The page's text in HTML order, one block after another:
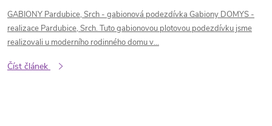
GABIONY Pardubice, Srch - gabionová podezdívka Gabiony DOMYS -
realizace Pardubice, Srch. Tuto gabionovou plotovou podezdívku jsme
realizovali u moderního rodinného domu v...
Číst článek